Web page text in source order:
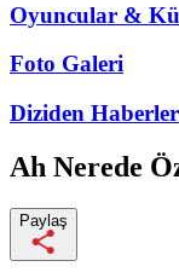
Oyuncular &
Foto Galeri
Diziden Haberler
Ah Nerede
Paylaş